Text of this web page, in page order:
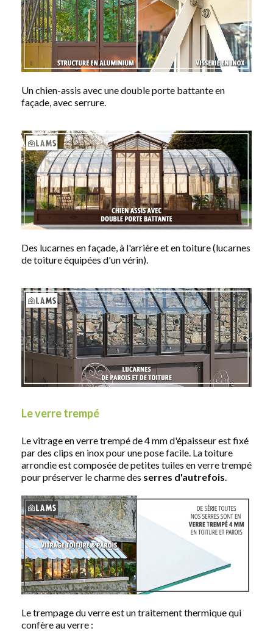
Un chien-assis avec une double porte battante en
façade, avec serrure.
Des lucarnes en façade, à l'arrière et en toiture (lucarnes
de toiture équipées d'un vérin).
Le verre trempé​
Le vitrage en verre trempé de 4 mm d'épaisseur est fixé
par des clips en inox pour une pose facile. La toiture
arrondie est composée de petites tuiles en verre trempé
pour préserver le charme des serres d'autrefois
Le trempage du verre est un traitement thermique qui
confère au verre :